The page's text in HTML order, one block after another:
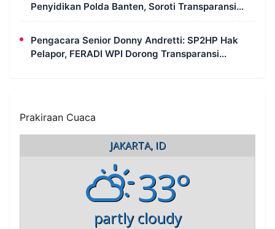
Penyidikan Polda Banten, Soroti Transparansi
Perkara
Pengacara Senior Donny Andretti: SP2HP Hak
Pelapor, FERADI WPI Dorong Transparansi
Prakiraan Cuaca
JAKARTA, ID
33°
partly cloudy